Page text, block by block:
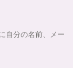
自分の名前、メー